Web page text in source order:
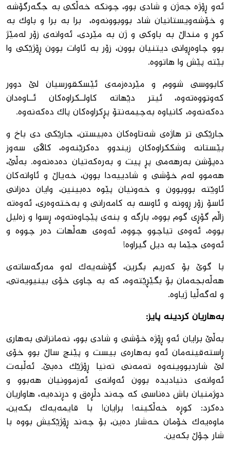
ئه‌و ڕۆژه‌ جه‌ژن و شادى بوو، چونكه‌ خه‌ڵكى به‌ جگه‌رگۆشه‌
و خۆشه‌ویستانیان شاد بووبوونه‌وه‌، برا به‌ برا و باوك به‌
كوڕ و منداڵ به ‌باوكى و ژن به‌ مێردى، ئه‌وانه‌ى زۆر له‌مێژ
بوو چاوه‌ڕوانى دیتنیان بوون، زۆر به‌ ئاوات بوون ڕۆژێكى وا
بێته‌ پێش وا هاتووه.
كابووسى شووم و مێرده‌زمه‌ى ئێسكقورسیان لێ دوور
كه‌وتووەته‌وه‌، ئیتر دێهاته‌ كاولــكراوه‌كان ئــاوه‌دان
ده‌كه‌نه‌وه‌، كانیاوه‌ به‌چیمه‌نتۆ پڕكراوه‌كان پاك ده‌كه‌نه‌وه‌.
جارێكى تر هاژه‌ى شه‌تاوه‌كان ده‌بیستن، جارێكى دى باخ و
بێستانه‌ وشككراوه‌كان زیندوو ده‌كرێنه‌وه‌، كاڵاى سه‌وز
ده‌پۆشن به‌رهه‌مى پڕ پیت و به‌ره‌كه‌تیان ده‌ده‌نه‌وه‌. به‌ڵێ،
هه‌موو له‌م خۆشى و شادییه‌دا بوون، خه‌یاڵ و ئاواته‌كان
ئاوێته‌ بووبوون و خه‌ونیان پێوه‌ ده‌بینین، وایان ده‌زانى
ئاسۆ زۆر ڕوونه‌ و ئاوسه‌ به‌ كامه‌رانى و به‌خته‌وه‌رى، ئه‌وه‌ته‌
زاڵم گۆڕی گوم بووه‌، بارگه و بنه‌ى پێچاوه‌ته‌وه‌، ڕسوا و زه‌لیل
بووه‌، ئه‌وه‌ى تیاچوو چووه‌، ئه‌وه‌ى هه‌ڵهات ده‌ر چووه‌ و
ئه‌وه‌ى جێما به‌ دیل گیراوه‌!
با گوێ بۆ كه‌ریم بگرین، گۆشه‌یه‌ك له‌و مه‌رگه‌ساته‌ى
هه‌ڵه‌بجه‌مان بۆ بگێڕێته‌وه‌، كه‌ به‌ چاوى خۆى بینیویه‌تى،
و له‌گه‌ڵیا ژیاوه‌.
به‌هاریان كردینه‌ پایز:
به‌ڵێ برایان ئه‌و ڕۆژه‌ خۆشى و شادى بوو، نه‌مانزانى به‌هارى
ڕاسته‌قینه‌مان ئه‌و به‌هاره‌ى بیست و پێنچ ساڵ بوو خۆى
لێ شاردبووینه‌وه‌ ته‌مه‌نى ته‌نیا ڕۆژێك ده‌بێ. ئه‌ڵبه‌ت
ئه‌وانه‌ى دنیادیده‌ بوون ئه‌وانەى ئه‌زموونیان هه‌بوو و
دوژمنیان باش ده‌ناسى كه‌ چه‌ند دڵڕه‌ق و دڕنده‌یه‌، هاواریان
ده‌كرد: كوڕه‌ خه‌ڵكینه‌! برایان! با قایمه‌یه‌ك بكه‌ین،
ماوه‌یه‌ك خۆمان حه‌شار ده‌ین، بۆ چه‌ند ڕۆژێكیش بووه‌ با
شار چۆڵ بكه‌ین.